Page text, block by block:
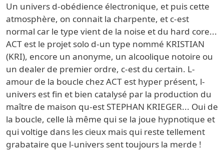
Un univers d-obédience électronique, et puis cette
atmosphère, on connait la charpente, et c-est
normal car le type vient de la noise et du hard core...
ACT est le projet solo d-un type nommé KRISTIAN
(KRI), encore un anonyme, un alcoolique notoire ou
un dealer de premier ordre, c-est du certain. L-
amour de la boucle chez ACT est hyper présent, l-
univers est fin et bien catalysé par la production du
maître de maison qu-est STEPHAN KRIEGER... Oui de
la boucle, celle là même qui se la joue hypnotique et
qui voltige dans les cieux mais qui reste tellement
grabataire que l-univers sent toujours la merde !